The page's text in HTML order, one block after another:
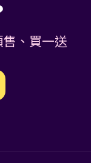
、買一送